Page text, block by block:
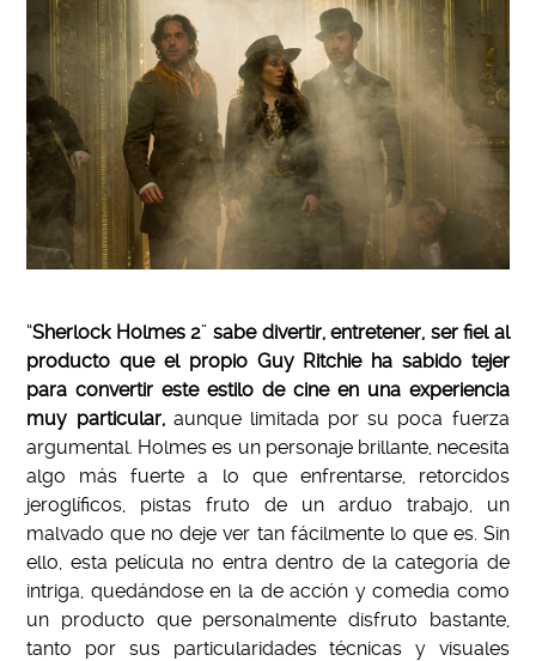
“Sherlock Holmes 2” sabe divertir, entretener, ser fiel al
producto que el propio Guy Ritchie ha sabido tejer
para convertir este estilo de cine en una experiencia
muy particular,aunque limitada por su poca fuerza
argumental. Holmes es un personaje brillante, necesita
algo más fuerte a lo que enfrentarse, retorcidos
jeroglíficos, pistas fruto de un arduo trabajo, un
malvado que no deje ver tan fácilmente lo que es. Sin
ello, esta película no entra dentro de la categoría de
intriga, quedándose en la de acción y comedia como
un producto que personalmente disfruto bastante,
tanto por sus particularidades técnicas y visuales